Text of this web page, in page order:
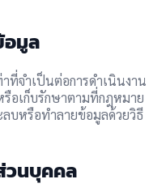
อมูล
ที่จำเป็นต่อการดำเนินงาน
อเก็บรักษาตามที่กฎหมาย
ลบหรือทำลายข้อมูลด้วยวิธี
วนบุคคล